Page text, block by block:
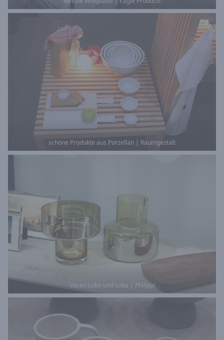
schöne Produkte aus Porzellan | Raumgestalt
Vasen Lobo und Loba | Philippi